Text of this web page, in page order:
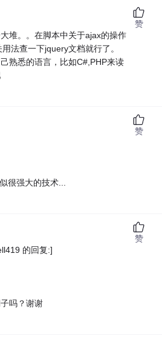
堆。。在脚本中关于ajax的操作
法查一下jquery文档就行了。
熟悉的语言，比如C#,PHP来读
赞
很强大的技术...
赞
的回复:]
吗？谢谢
赞